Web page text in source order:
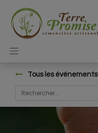
Tous les événements